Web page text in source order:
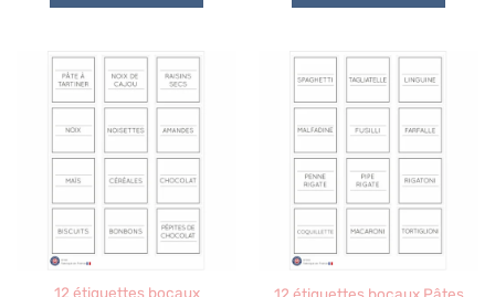
a
plusieurs
variations.
Les
options
peuvent
être
choisies
sur
a
plusieurs
variations.
Les
options
peuvent
être
choisies
sur
12 étiquettes bocaux